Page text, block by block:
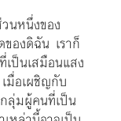
นหนึ่งของ
องดิฉัน เราก็
เป็นเสมือนแสง
มื่อเผชิญกับ
ลุ่มผู้คนที่เป็น